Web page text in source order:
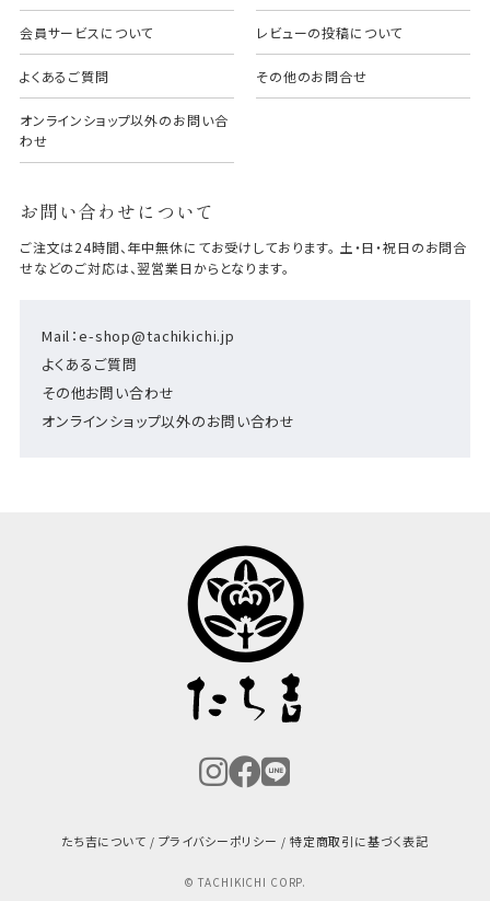
会員サービスについて レビューの投稿について
よくあるご質問 その他のお問合せ
オンラインショップ以外のお問い合
わせ
お問い合わせについて
Mail：e-shop@tachikichi.jp
よくあるご質問
その他お問い合わせ
オンラインショップ以外のお問い合わせ
ご注文は24時間、年中無休にてお受けしております。 土・日・祝日のお問合
せなどのご対応は、翌営業日からとなります。
たち吉について プライバシーポリシー 特定商取引に基づく表記
© TACHIKICHI CORP.